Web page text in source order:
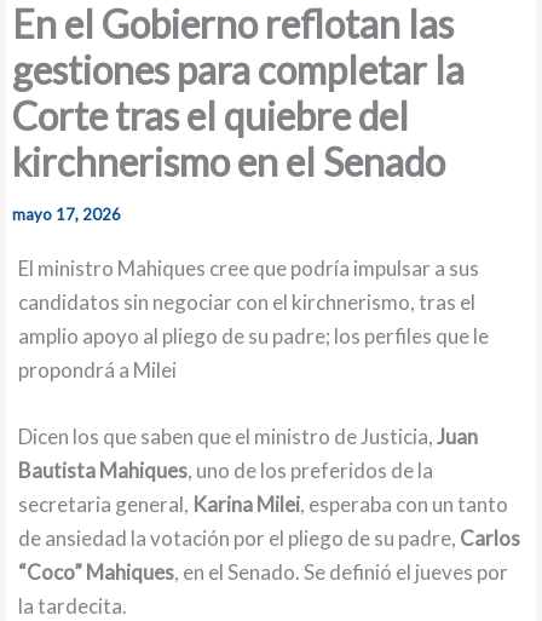
En el Gobierno reflotan las
gestiones para completar la
Corte tras el quiebre del
kirchnerismo en el Senado
mayo 17, 2026
El ministro Mahiques cree que podría impulsar a sus
candidatos sin negociar con el kirchnerismo, tras el
amplio apoyo al pliego de su padre; los perfiles que le
propondrá a Milei
Dicen los que saben que el ministro de Justicia,Juan
Bautista Mahiques, uno de los preferidos de la
secretaria general, Karina Milei, esperaba con un tanto
de ansiedad la votación por el pliego de su padre, Carlos
“Coco” Mahiques, en el Senado. Se definió el jueves por
la tardecita.